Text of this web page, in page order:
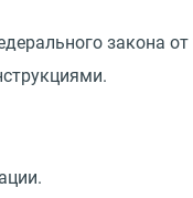
закона от